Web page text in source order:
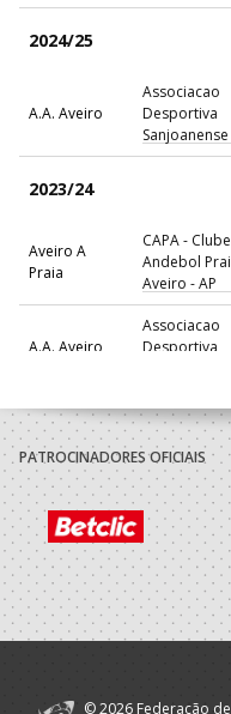
2024/25
A.A. Aveiro
Associacao
Desportiva
Sanjoanense
2023/24
Aveiro A
Praia
CAPA - Clube
Andebol
Aveiro - AP
A.A. Aveiro
Associacao
Desportiva
F.A.P.
Selecções
Nacionais
Masculinas
2022/23
Aveiro A
Praia
CAPA - Clube
Andebol
Aveiro - AP
Selecções
Masculinos
PATROCINADORES OFICIAIS
© 2026 Federação